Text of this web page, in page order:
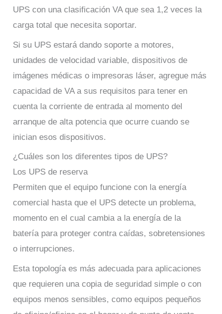
UPS con una clasificación VA que sea 1,2 veces la
carga total que necesita soportar.
Si su UPS estará dando soporte a motores,
unidades de velocidad variable, dispositivos de
imágenes médicas o impresoras láser, agregue más
capacidad de VA a sus requisitos para tener en
cuenta la corriente de entrada al momento del
arranque de alta potencia que ocurre cuando se
inician esos dispositivos.
¿Cuáles son los diferentes tipos de UPS?
Los UPS de reserva
Permiten que el equipo funcione con la energía
comercial hasta que el UPS detecte un problema,
momento en el cual cambia a la energía de la
batería para proteger contra caídas, sobretensiones
o interrupciones.
Esta topología es más adecuada para aplicaciones
que requieren una copia de seguridad simple o con
equipos menos sensibles, como equipos pequeños